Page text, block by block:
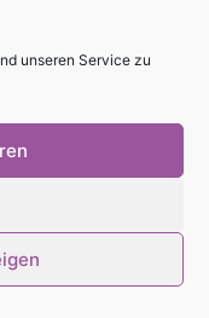
unseren Service zu